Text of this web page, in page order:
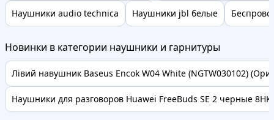
Наушники audio technica Наушники jbl белые
Новинки в категории наушники и гарнитуры
Лівий навушник Baseus Encok W04 White (NGTW030102)
Наушники для разговоров Huawei FreeBuds SE 2 черные